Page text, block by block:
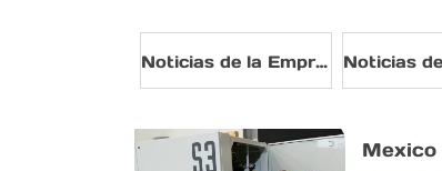
Noticias de la Empresa
Mexico